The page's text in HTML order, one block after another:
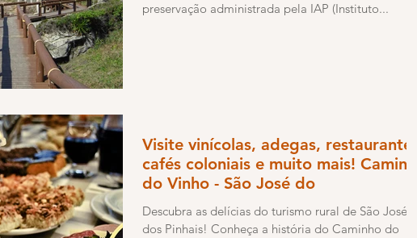
preservação administrada pela IAP (Instituto...
Visite vinícolas, adegas, restaurantes,
cafés coloniais e muito mais! Caminho
do Vinho - São José do
Descubra as delícias do turismo rural de São José
dos Pinhais! Conheça a história do Caminho do